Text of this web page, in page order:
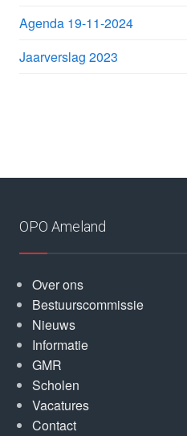
Agenda 19-11-2024
Jaarverslag 2023
OPO Ameland
Over ons
Bestuurscommissie
Nieuws
Informatie
GMR
Scholen
Vacatures
Contact